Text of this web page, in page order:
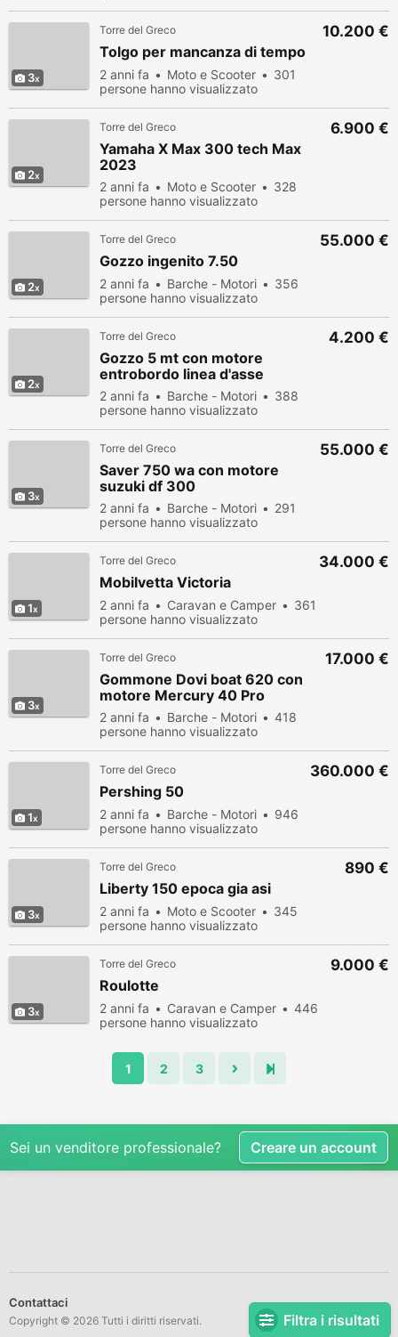
Filtra i risultati
3
Torre del Greco
Tolgo per mancanza di tempo
2 anni fa Moto e Scooter
301
persone hanno visualizzato
10.200 €
2
Torre del Greco
Yamaha X Max 300 tech Max
2023
2 anni fa Moto e Scooter
328
persone hanno visualizzato
6.900 €
2
Torre del Greco
Gozzo ingenito 7.50
2 anni fa Barche - Motori
356
persone hanno visualizzato
55.000 €
2
Torre del Greco
Gozzo 5 mt con motore
entrobordo linea d'asse
2 anni fa Barche - Motori
388
persone hanno visualizzato
4.200 €
3
Torre del Greco
Saver 750 wa con motore
suzuki df 300
2 anni fa Barche - Motori
291
persone hanno visualizzato
55.000 €
1
Torre del Greco
Mobilvetta Victoria
2 anni fa Caravan e Camper
361
persone hanno visualizzato
34.000 €
3
Torre del Greco
Gommone Dovi boat 620 con
motore Mercury 40 Pro
2 anni fa Barche - Motori
418
persone hanno visualizzato
17.000 €
1
Torre del Greco
Pershing 50
2 anni fa Barche - Motori
946
persone hanno visualizzato
360.000 €
3
Torre del Greco
Liberty 150 epoca gia asi
2 anni fa Moto e Scooter
345
persone hanno visualizzato
890 €
3
Torre del Greco
Roulotte
2 anni fa Caravan e Camper
446
persone hanno visualizzato
9.000 €
1 2 3
Sei un venditore professionale? Creare un account
Contattaci
Copyright © 2026 Tutti i diritti riservati.